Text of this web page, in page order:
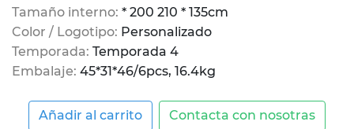
Tamaño interno: * 200 210 * 135cm
Color / Logotipo: Personalizado
Temporada: Temporada 4
Embalaje: 45*31*46/6pcs, 16.4kg
Añadir al carrito Contacta con nosotras